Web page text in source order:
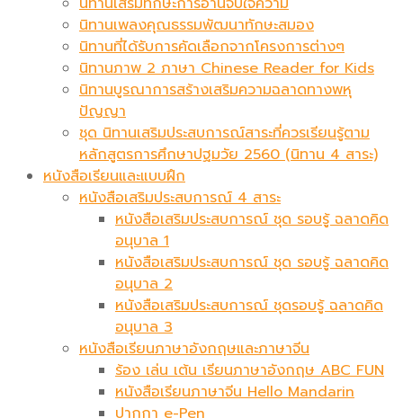
นิทานเพลงคุณธรรมพัฒนาทักษะสมอง
นิทานที่ได้รับการคัดเลือกจากโครงการต่างๆ
นิทานภาพ 2 ภาษา Chinese Reader for Kids
นิทานบูรณาการสร้างเสริมความฉลาดทางพหุ
ปัญญา
ชุด นิทานเสริมประสบการณ์สาระที่ควรเรียนรู้ตาม
หลักสูตรการศึกษาปฐมวัย 2560 (นิทาน 4 สาระ)
หนังสือเรียนและแบบฝึก
หนังสือเสริมประสบการณ์ 4 สาระ
หนังสือเสริมประสบการณ์ ชุด รอบรู้ ฉลาดคิด
อนุบาล 1
หนังสือเสริมประสบการณ์ ชุด รอบรู้ ฉลาดคิด
อนุบาล 2
หนังสือเสริมประสบการณ์ ชุดรอบรู้ ฉลาดคิด
อนุบาล 3
หนังสือเรียนภาษาอังกฤษและภาษาจีน
ร้อง เล่น เต้น เรียนภาษาอังกฤษ ABC FUN
หนังสือเรียนภาษาจีน Hello Mandarin
ปากกา e-Pen